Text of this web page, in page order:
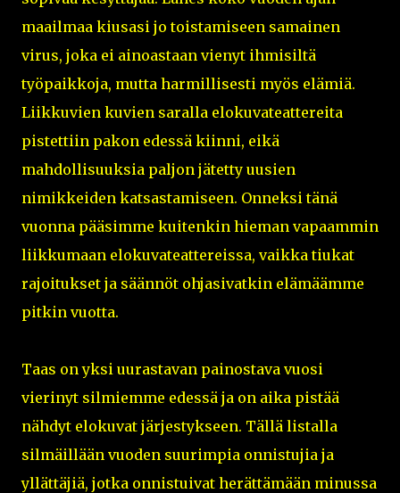
maailmaa kiusasi jo toistamiseen samainen
virus, joka ei ainoastaan vienyt ihmisiltä
työpaikkoja, mutta harmillisesti myös elämiä.
Liikkuvien kuvien saralla elokuvateattereita
pistettiin pakon edessä kiinni, eikä
mahdollisuuksia paljon jätetty uusien
nimikkeiden katsastamiseen. Onneksi tänä
vuonna pääsimme kuitenkin hieman vapaammin
liikkumaan elokuvateattereissa, vaikka tiukat
rajoitukset ja säännöt ohjasivatkin elämäämme
pitkin vuotta.
Taas on yksi uurastavan painostava vuosi
vierinyt silmiemme edessä ja on aika pistää
nähdyt elokuvat järjestykseen. Tällä listalla
silmäillään vuoden suurimpia onnistujia ja
yllättäjiä, jotka onnistuivat herättämään minussa